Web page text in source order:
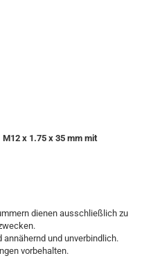
x 1.75 x 35 mm mit
dienen ausschließlich zu
und unverbindlich.
vorbehalten.